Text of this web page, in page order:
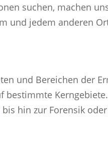
suchen, machen
und jedem anderen
und Bereichen der
bis hin zur Forensik